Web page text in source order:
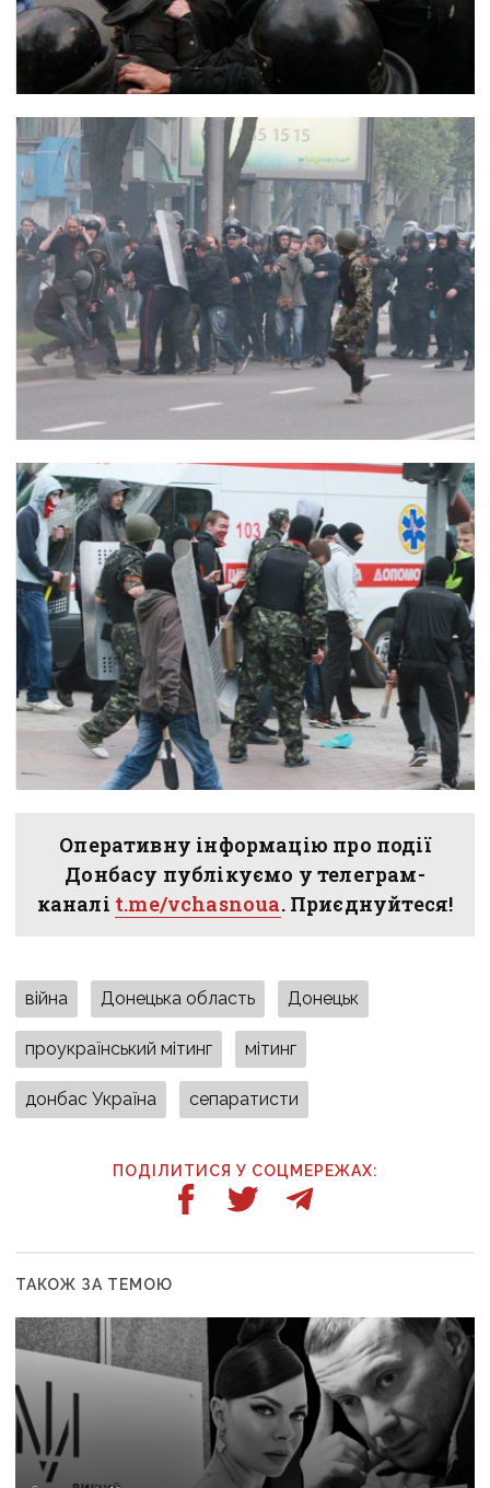
Оперативну інформацію про події
Донбасу публікуємо у телеграм-
каналі t.me/vchasnoua. Приєднуйтеся!
війна Донецька область Донецьк
проукраїнський мітинг мітинг
донбас Україна сепаратисти
ПОДІЛИТИСЯ У СОЦМЕРЕЖАХ:
ТАКОЖ ЗА ТЕМОЮ